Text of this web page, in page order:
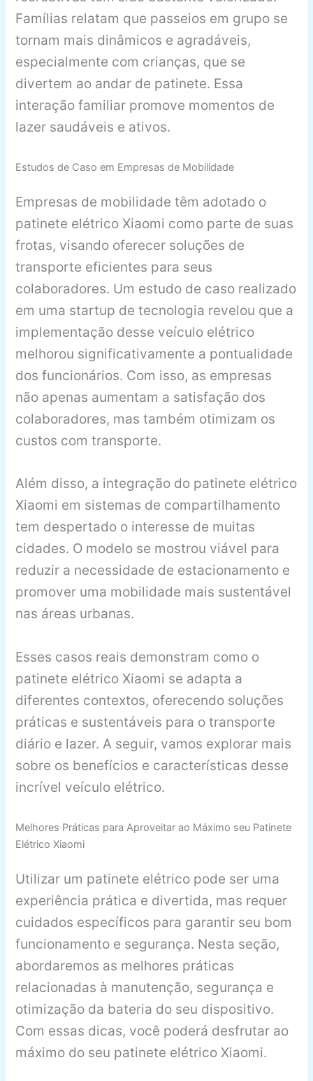
Famílias relatam que passeios em grupo se
tornam mais dinâmicos e agradáveis,
especialmente com crianças, que se
divertem ao andar de patinete. Essa
interação familiar promove momentos de
lazer saudáveis e ativos.
Estudos de Caso em Empresas de Mobilidade
Empresas de mobilidade têm adotado o
patinete elétrico Xiaomi como parte de suas
frotas, visando oferecer soluções de
transporte eficientes para seus
colaboradores. Um estudo de caso realizado
em uma startup de tecnologia revelou que a
implementação desse veículo elétrico
melhorou significativamente a pontualidade
dos funcionários. Com isso, as empresas
não apenas aumentam a satisfação dos
colaboradores, mas também otimizam os
custos com transporte.
Além disso, a integração do patinete elétrico
Xiaomi em sistemas de compartilhamento
tem despertado o interesse de muitas
cidades. O modelo se mostrou viável para
reduzir a necessidade de estacionamento e
promover uma mobilidade mais sustentável
nas áreas urbanas.
Esses casos reais demonstram como o
patinete elétrico Xiaomi se adapta a
diferentes contextos, oferecendo soluções
práticas e sustentáveis para o transporte
diário e lazer. A seguir, vamos explorar mais
sobre os benefícios e características desse
incrível veículo elétrico.
Melhores Práticas para Aproveitar ao Máximo seu Patinete
Elétrico Xiaomi
Utilizar um patinete elétrico pode ser uma
experiência prática e divertida, mas requer
cuidados específicos para garantir seu bom
funcionamento e segurança. Nesta seção,
abordaremos as melhores práticas
relacionadas à manutenção, segurança e
otimização da bateria do seu dispositivo.
Com essas dicas, você poderá desfrutar ao
máximo do seu patinete elétrico Xiaomi.